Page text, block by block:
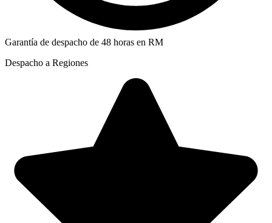
Garantía de despacho de 48 horas en RM
Despacho a Regiones